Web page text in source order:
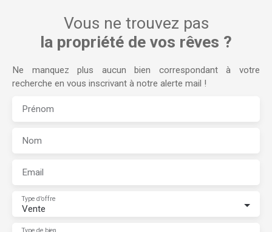
Vous ne trouvez pas
la propriété de vos rêves ?
Ne manquez plus aucun bien correspondant à votre
recherche en vous inscrivant à notre alerte mail !
Prénom
Nom
Email
Vente
Type d'offre